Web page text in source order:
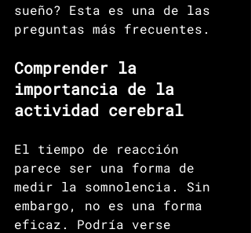
sueño? Esta es una de las
preguntas más frecuentes.
Comprender la
importancia de la
actividad cerebral
El tiempo de reacción
parece ser una forma de
medir la somnolencia. Sin
embargo, no es una forma
eficaz. Podría verse